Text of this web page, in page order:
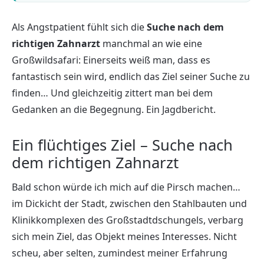
Als Angstpatient fühlt sich dieSuche nach dem
richtigen Zahnarzt manchmal an wie eine
Großwildsafari: Einerseits weiß man, dass es
fantastisch sein wird, endlich das Ziel seiner Suche zu
finden… Und gleichzeitig zittert man bei dem
Gedanken an die Begegnung. Ein Jagdbericht.
Ein flüchtiges Ziel – Suche nach
dem richtigen Zahnarzt
Bald schon würde ich mich auf die Pirsch machen…
im Dickicht der Stadt, zwischen den Stahlbauten und
Klinikkomplexen des Großstadtdschungels, verbarg
sich mein Ziel, das Objekt meines Interesses. Nicht
scheu, aber selten, zumindest meiner Erfahrung